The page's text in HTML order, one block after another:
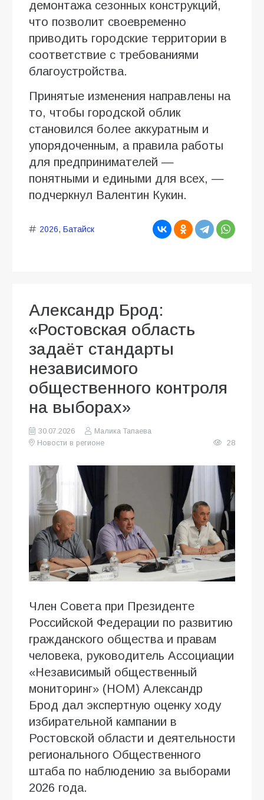
демонтажа сезонных конструкций,
что позволит своевременно
приводить городские территории в
соответствие с требованиями
благоустройства.
Принятые изменения направлены на
то, чтобы городской облик
становился более аккуратным и
упорядоченным, а правила работы
для предпринимателей —
понятными и едиными для всех, —
подчеркнул Валентин Кукин.
2026, Батайск
Александр Брод:
«Ростовская область
задаёт стандарты
независимого
общественного контроля
на выборах»
30.07.2026
Малика Тапаева
Новости в регионе
28
Член Совета при Президенте
Российской Федерации по развитию
гражданского общества и правам
человека, руководитель Ассоциации
«Независимый общественный
мониторинг» (НОМ) Александр
Брод дал экспертную оценку ходу
избирательной кампании в
Ростовской области и деятельности
регионального Общественного
штаба по наблюдению за выборами
2026 года.